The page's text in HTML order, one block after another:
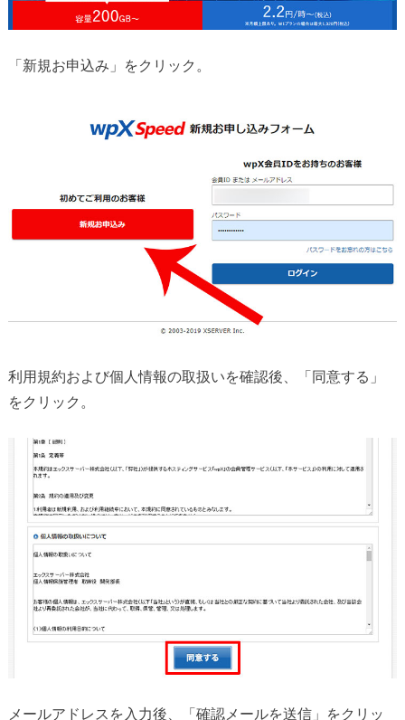
「新規お申込み」をクリック。
利用規約および個人情報の取扱いを確認後、「同意する」
をクリック。
メールアドレスを入力後、「確認メールを送信」をクリッ